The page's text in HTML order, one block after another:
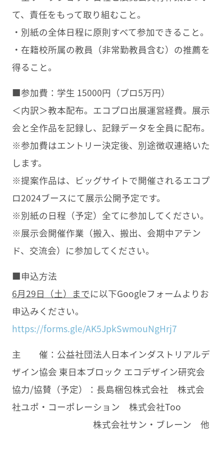
て、責任をもって取り組むこと。
・別紙の全体日程に原則すべて参加できること。
・在籍校所属の教員（非常勤教員含む）の推薦を
得ること。
■参加費：学生 15000円（プロ5万円）
＜内訳＞教本配布。エコプロ出展運営経費。展示
会と全作品を記録し、記録データを全員に配布。
※参加費はエントリー決定後、別途徴収連絡いた
します。
※提案作品は、ビッグサイトで開催されるエコプ
ロ2024ブースにて展示公開予定です。
※別紙の日程（予定）全てに参加してください。
※展示会開催作業（搬入、搬出、会期中アテン
ド、交流会）に参加してください。
■申込方法
6月29日（土）までに以下Googleフォームよりお
申込みください。
https://forms.gle/AK5JpkSwmouNgHrj7
主 催：公益社団法人日本インダストリアルデ
ザイン協会 東日本ブロック エコデザイン研究会
協力/協賛（予定）：長島梱包株式会社 株式会
社ユポ・コーポレーション 株式会社Too
株式会社サン・ブレーン 他